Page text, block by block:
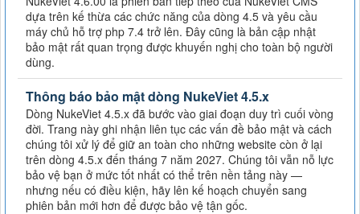
dựa trên kế thừa các chức năng của dòng 4.5 và yêu cầu
máy chủ hỗ trợ php 7.4 trở lên. Đây cũng là bản cập nhật
bảo mật rất quan trọng được khuyến nghị cho toàn bộ người
dùng.
Thông báo bảo mật dòng NukeViet 4.5.x
Dòng NukeViet 4.5.x đã bước vào giai đoạn duy trì cuối vòng
đời. Trang này ghi nhận liên tục các vấn đề bảo mật và cách
chúng tôi xử lý để giữ an toàn cho những website còn ở lại
trên dòng 4.5.x đến tháng 7 năm 2027. Chúng tôi vẫn nỗ lực
bảo vệ bạn ở mức tốt nhất có thể trên nền tảng này —
nhưng nếu có điều kiện, hãy lên kế hoạch chuyển sang
phiên bản mới hơn để được bảo vệ tận gốc.